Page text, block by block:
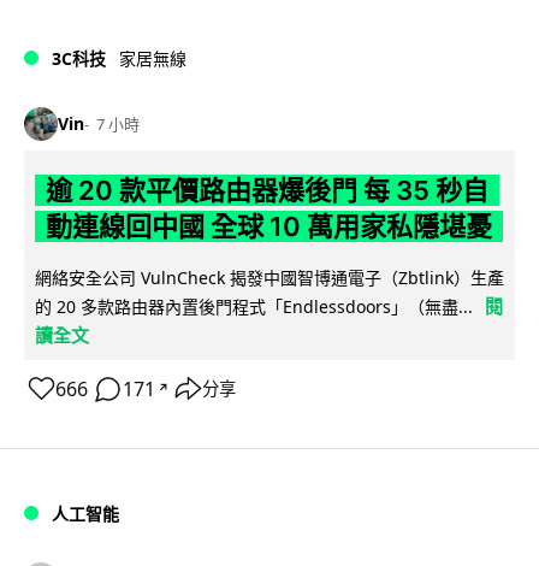
3C科技 家居無線
Vin 7 小時
逾 20 款平價路由器爆後門 每 35 秒自
動連線回中國 全球 10 萬用家私隱堪憂
網絡安全公司 VulnCheck 揭發中國智博通電子（Zbtlink）生產
的 20 多款路由器內置後門程式「Endlessdoors」（無盡...
閱
讀全文
666 171 ↗ 分享
人工智能